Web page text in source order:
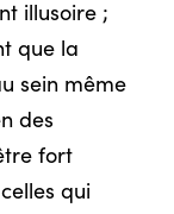
illusoire ;
que la
sein même
des
fort
qui